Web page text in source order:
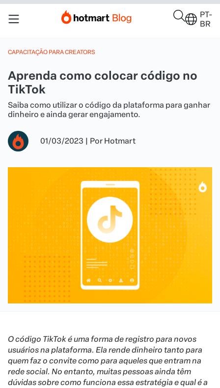
PT-
BR
CAPACITAÇÃO PARA CREATORS
Aprenda como colocar código no
TikTok
Saiba como utilizar o código da plataforma para ganhar
dinheiro e ainda gerar engajamento.
01/03/2023 | Por Hotmart
O código TikTok é uma forma de registro para novos
usuários na plataforma. Ela rende dinheiro tanto para
quem faz o convite como para aqueles que entram na
rede social. No entanto, muitas pessoas ainda têm
dúvidas sobre como funciona essa estratégia e qual é a